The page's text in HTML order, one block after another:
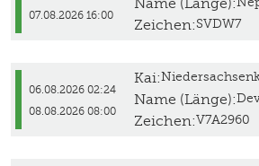
07.08.2026 16:00
Zeichen:SVDW7
06.08.2026 02:24
08.08.2026 08:00
Kai:
Name (Länge):
Zeichen:V7A2960